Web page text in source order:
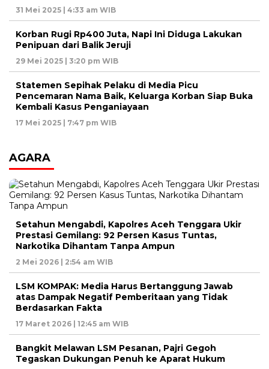
31 Mei 2025 | 4:33 am WIB
Korban Rugi Rp400 Juta, Napi Ini Diduga Lakukan
Penipuan dari Balik Jeruji
29 Mei 2025 | 3:20 pm WIB
Statemen Sepihak Pelaku di Media Picu
Pencemaran Nama Baik, Keluarga Korban Siap Buka
Kembali Kasus Penganiayaan
17 Mei 2025 | 7:47 pm WIB
AGARA
Setahun Mengabdi, Kapolres Aceh Tenggara Ukir
Prestasi Gemilang: 92 Persen Kasus Tuntas,
Narkotika Dihantam Tanpa Ampun
2 Mei 2026 | 2:54 am WIB
LSM KOMPAK: Media Harus Bertanggung Jawab
atas Dampak Negatif Pemberitaan yang Tidak
Berdasarkan Fakta
17 Maret 2026 | 12:45 am WIB
Bangkit Melawan LSM Pesanan, Pajri Gegoh
Tegaskan Dukungan Penuh ke Aparat Hukum